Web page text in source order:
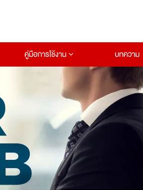
คู่มือการใช้งาน บทความ